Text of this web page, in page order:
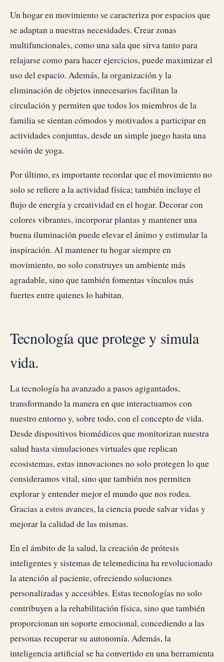
Un hogar en movimiento se caracteriza por espacios que
se adaptan a nuestras necesidades. Crear zonas
multifuncionales, como una sala que sirva tanto para
relajarse como para hacer ejercicios, puede maximizar el
uso del espacio. Además, la organización y la
eliminación de objetos innecesarios facilitan la
circulación y permiten que todos los miembros de la
familia se sientan cómodos y motivados a participar en
actividades conjuntas, desde un simple juego hasta una
sesión de yoga.
Por último, es importante recordar que el movimiento no
solo se refiere a la actividad física; también incluye el
flujo de energía y creatividad en el hogar. Decorar con
colores vibrantes, incorporar plantas y mantener una
buena iluminación puede elevar el ánimo y estimular la
inspiración. Al mantener tu hogar siempre en
movimiento, no solo construyes un ambiente más
agradable, sino que también fomentas vínculos más
fuertes entre quienes lo habitan.
Tecnología que protege y simula
vida.
La tecnología ha avanzado a pasos agigantados,
transformando la manera en que interactuamos con
nuestro entorno y, sobre todo, con el concepto de vida.
Desde dispositivos biomédicos que monitorizan nuestra
salud hasta simulaciones virtuales que replican
ecosistemas, estas innovaciones no solo protegen lo que
consideramos vital, sino que también nos permiten
explorar y entender mejor el mundo que nos rodea.
Gracias a estos avances, la ciencia puede salvar vidas y
mejorar la calidad de las mismas.
En el ámbito de la salud, la creación de prótesis
inteligentes y sistemas de telemedicina ha revolucionado
la atención al paciente, ofreciendo soluciones
personalizadas y accesibles. Estas tecnologías no solo
contribuyen a la rehabilitación física, sino que también
proporcionan un soporte emocional, concediendo a las
personas recuperar su autonomía. Además, la
inteligencia artificial se ha convertido en una herramienta